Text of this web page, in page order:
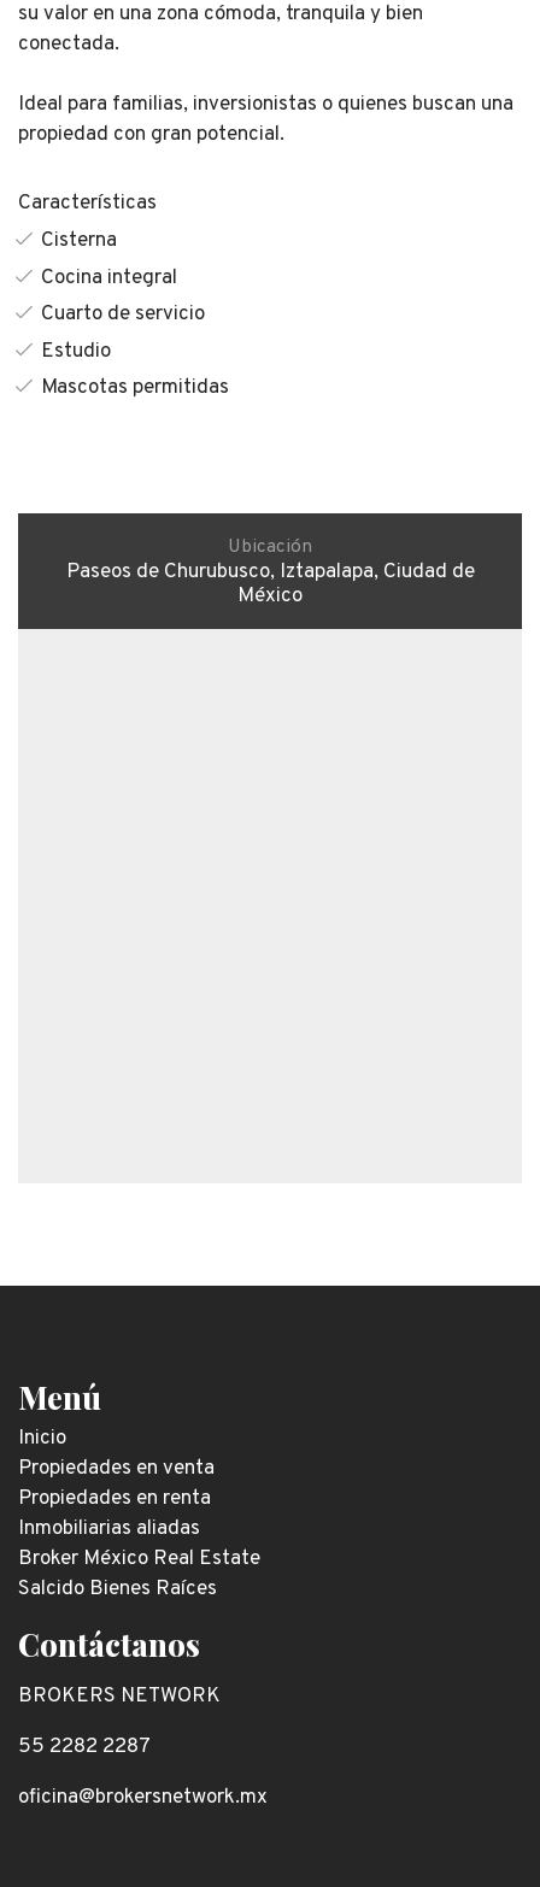
su valor en una zona cómoda, tranquila y bien
conectada.
Ideal para familias, inversionistas o quienes buscan una
propiedad con gran potencial.
Características
Cisterna
Cocina integral
Cuarto de servicio
Estudio
Mascotas permitidas
Ubicación
Paseos de Churubusco, Iztapalapa, Ciudad de
México
Menú
Inicio
Propiedades en venta
Propiedades en renta
Inmobiliarias aliadas
Broker México Real Estate
Salcido Bienes Raíces
Contáctanos
BROKERS NETWORK
55 2282 2287
oficina@brokersnetwork.mx